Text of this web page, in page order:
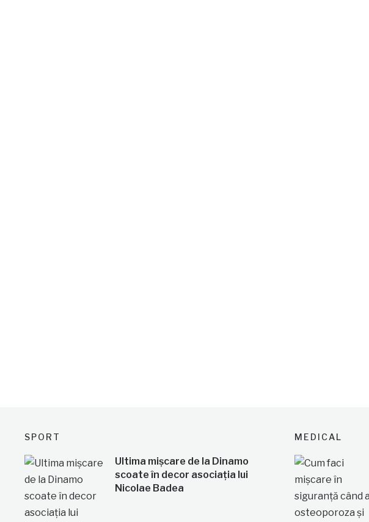
SPORT
Ultima mișcare de la Dinamo
scoate în decor asociația lui
Nicolae Badea
MEDICAL